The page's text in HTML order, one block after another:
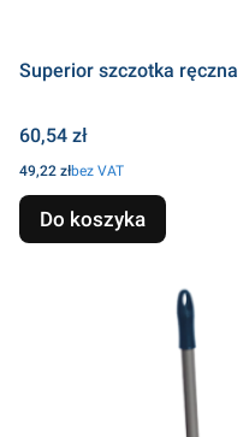
Superior szczotka ręczna
Cena
60,54 zł
Cena
49,22 złbez VAT
Do koszyka